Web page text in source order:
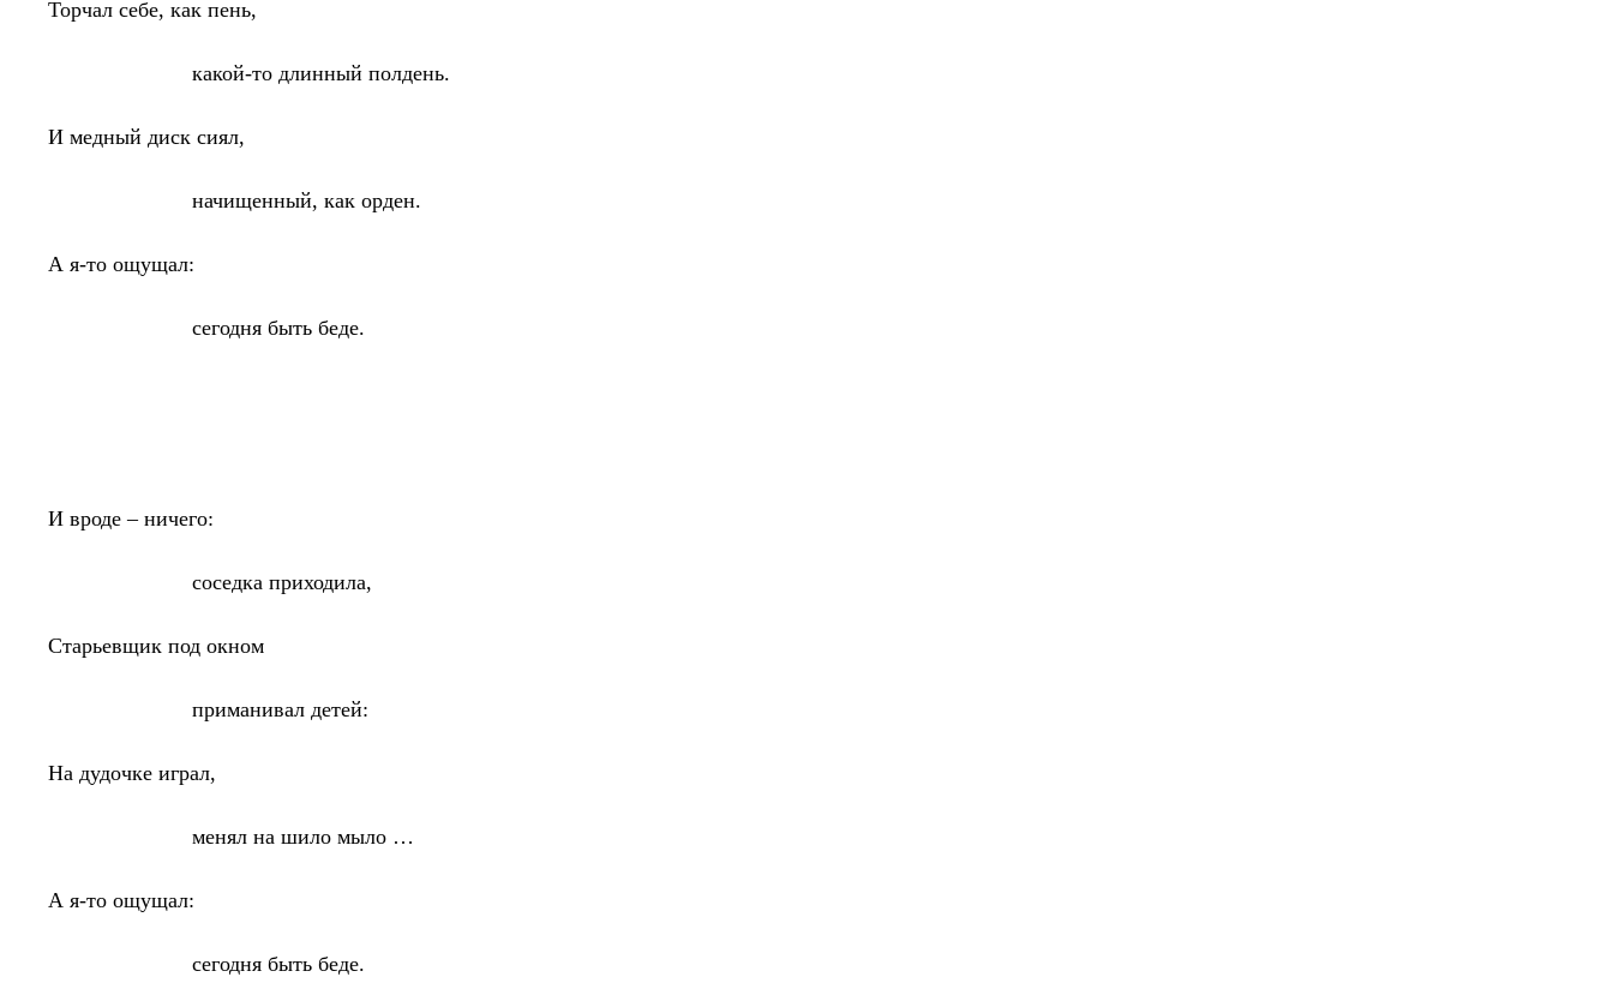
Торчал себе, как пень,
какой-то длинный полдень.
И медный диск сиял,
начищенный, как орден.
А я-то ощущал:
сегодня быть беде.
И вроде – ничего:
соседка приходила,
Старьевщик под окном
приманивал детей:
На дудочке играл,
менял на шило мыло …
А я-то ощущал:
сегодня быть беде.